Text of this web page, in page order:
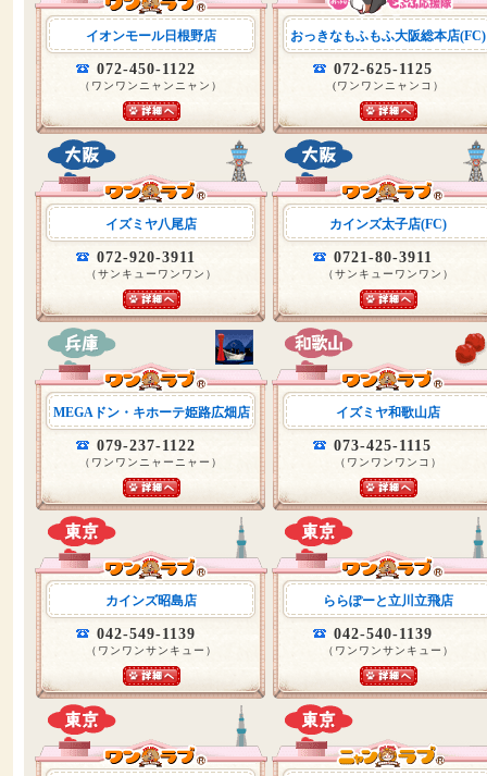
イオンモール日根野店
072-450-1122
（ワンワンニャンニャン）
おっきなもふもふ大阪総本店(FC)
072-625-1125
(ワンワンニャンコ）
イズミヤ八尾店
072-920-3911
（サンキューワンワン）
カインズ太子店(FC)
0721-80-3911
（サンキューワンワン）
MEGAドン・キホーテ姫路広畑店
079-237-1122
（ワンワンニャーニャー）
イズミヤ和歌山店
073-425-1115
（ワンワンワンコ）
カインズ昭島店
042-549-1139
（ワンワンサンキュー）
ららぽーと立川立飛店
042-540-1139
（ワンワンサンキュー）